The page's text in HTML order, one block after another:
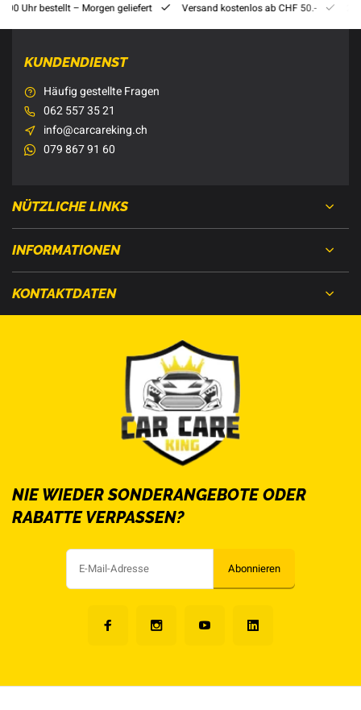
Uhr bestellt – Morgen geliefert Versand kostenlos ab CHF 50.-
KUNDENDIENST
Häufig gestellte Fragen
062 557 35 21
info@carcareking.ch
079 867 91 60
NÜTZLICHE LINKS
INFORMATIONEN
KONTAKTDATEN
NIE WIEDER SONDERANGEBOTE ODER
RABATTE VERPASSEN?
Abonnieren